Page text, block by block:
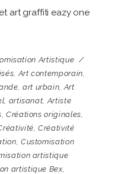
Artistique
,Art contemporain,
, art urbain,Art
, artisanat,Artiste
, Créations originales,
,Créativité
, Customisation
artistique
artistique Bex,